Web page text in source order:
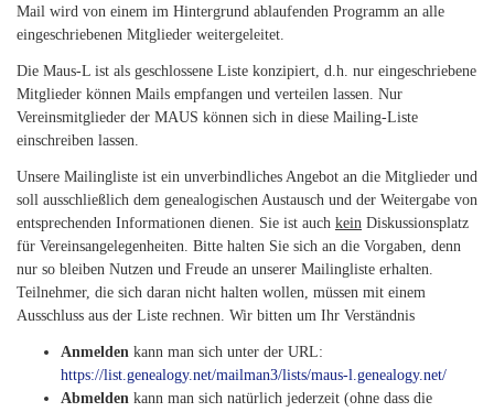
Mail wird von einem im Hintergrund ablaufenden Programm an alle
eingeschriebenen Mitglieder weitergeleitet.
Die Maus-L ist als geschlossene Liste konzipiert, d.h. nur eingeschriebene
Mitglieder können Mails empfangen und verteilen lassen. Nur
Vereinsmitglieder der MAUS können sich in diese Mailing-Liste
einschreiben lassen.
Unsere Mailingliste ist ein unverbindliches Angebot an die Mitglieder und
soll ausschließlich dem genealogischen Austausch und der Weitergabe von
entsprechenden Informationen dienen. Sie ist auch kein Diskussionsplatz
für Vereinsangelegenheiten. Bitte halten Sie sich an die Vorgaben, denn
nur so bleiben Nutzen und Freude an unserer Mailingliste erhalten.
Teilnehmer, die sich daran nicht halten wollen, müssen mit einem
Ausschluss aus der Liste rechnen. Wir bitten um Ihr Verständnis
Anmelden kann man sich unter der URL:
https://list.genealogy.net/mailman3/lists/maus-l.genealogy.net/
Abmelden kann man sich natürlich jederzeit (ohne dass die